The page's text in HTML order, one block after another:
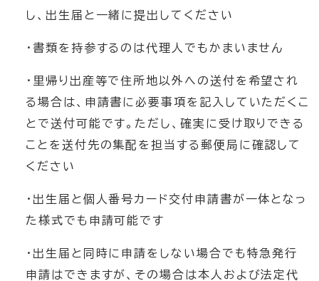
し、出生届と一緒に提出してください
・書類を持参するのは代理人でもかまいません
・里帰り出産等で住所地以外への送付を希望され
る場合は、申請書に必要事項を記入していただくこ
とで送付可能です。ただし、確実に受け取りできる
ことを送付先の集配を担当する郵便局に確認して
ください
・出生届と個人番号カード交付申請書が一体となっ
た様式でも申請可能です
・出生届と同時に申請をしない場合でも特急発行
申請はできますが、その場合は本人および法定代